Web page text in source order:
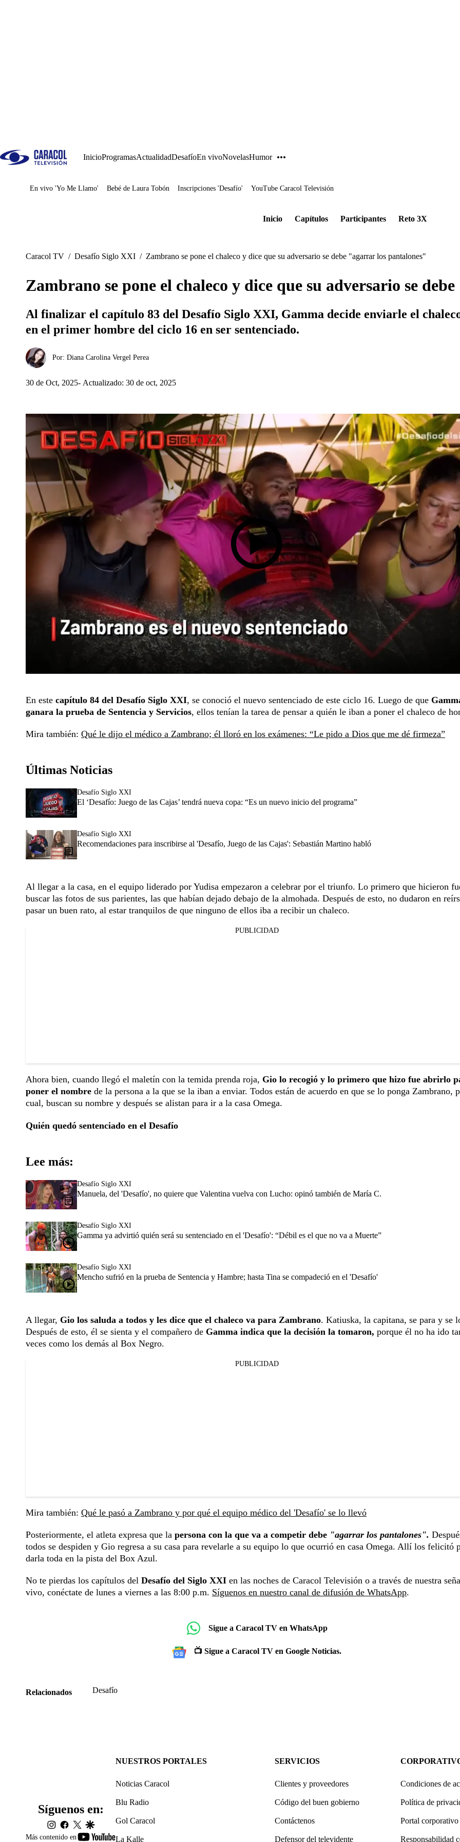
InicioProgramasActualidadDesafíoEn vivoNovelasHumor
Juegos
En vivo 'Yo Me Llamo' Bebé de Laura Tobón Inscripciones 'Desafío' YouTube Caracol Televisión
Inicio Capítulos Participantes Reto 3X
Caracol TV / Desafío Siglo XXI / Zambrano se pone el chaleco y dice que su adversario se debe "agarrar los pantalones"
Zambrano se pone el chaleco y dice que su adversario se
Al finalizar el capítulo 83 del Desafío Siglo XXI, Gamma decide enviarle el
en el primer hombre del ciclo 16 en ser sentenciado.
Por: Diana Carolina Vergel Perea
30 de Oct, 2025 Actualizado: 30 de oct, 2025
En este capítulo 84 del Desafío Siglo XXI, se conoció el nuevo sentenciado de este ciclo 16. Luego de que
ganara la prueba de Sentencia y Servicios, ellos tenían la tarea de pensar a quién le iban a poner el chaleco de
Mira también: Qué le dijo el médico a Zambrano; él lloró en los exámenes: “Le pido a Dios que me dé firmeza”
Últimas Noticias
Desafío Siglo XXI
El ‘Desafío: Juego de las Cajas’ tendrá nueva copa: “Es un nuevo inicio del programa”
Desafío Siglo XXI
Recomendaciones para inscribirse al 'Desafío, Juego de las Cajas': Sebastián Martino habló
Al llegar a la casa, en el equipo liderado por Yudisa empezaron a celebrar por el triunfo. Lo primero que hicieron
buscar las fotos de sus parientes, las que habían dejado debajo de la almohada. Después de esto, no dudaron en
pasar un buen rato, al estar tranquilos de que ninguno de ellos iba a recibir un chaleco.
PUBLICIDAD
Ahora bien, cuando llegó el maletín con la temida prenda roja, Gio lo recogió y lo primero que hizo fue abrirlo
poner el nombre de la persona a la que se la iban a enviar. Todos están de acuerdo en que se lo ponga Zambrano,
cual, buscan su nombre y después se alistan para ir a la casa Omega.
Quién quedó sentenciado en el Desafío
Lee más:
Desafío Siglo XXI
Manuela, del 'Desafío', no quiere que Valentina vuelva con Lucho: opinó también de María C.
Desafío Siglo XXI
Gamma ya advirtió quién será su sentenciado en el 'Desafío': “Débil es el que no va a Muerte”
Desafío Siglo XXI
Mencho sufrió en la prueba de Sentencia y Hambre; hasta Tina se compadeció en el 'Desafío'
A llegar, Gio los saluda a todos y les dice que el chaleco va para Zambrano. Katiuska, la capitana, se para y se
Después de esto, él se sienta y el compañero de Gamma indica que la decisión la tomaron, porque él no ha ido
veces como los demás al Box Negro.
PUBLICIDAD
Mira también: Qué le pasó a Zambrano y por qué el equipo médico del 'Desafío' se lo llevó
Posteriormente, el atleta expresa que la persona con la que va a competir debe "agarrar los pantalones".
todos se despiden y Gio regresa a su casa para revelarle a su equipo lo que ocurrió en casa Omega. Allí los felicitó
darla toda en la pista del Box Azul.
No te pierdas los capítulos del Desafío del Siglo XXI en las noches de Caracol Televisión o a través de nuestra
vivo, conéctate de lunes a viernes a las 8:00 p.m. Síguenos en nuestro canal de difusión de WhatsApp.
Sigue a Caracol TV en WhatsApp
📺 Sigue a Caracol TV en Google Noticias.
Relacionados Desafío
Más contenido en youtube-
Síguenos en:
instagram
facebook
twittergoogle
NUESTROS PORTALES
Noticias Caracol
Blu Radio
Gol Caracol
La Kalle
SERVICIOS
Clientes y proveedores
Código del buen gobierno
Contáctenos
Defensor del televidente
Condiciones de
Política de
Portal corporativo
Responsabilidad